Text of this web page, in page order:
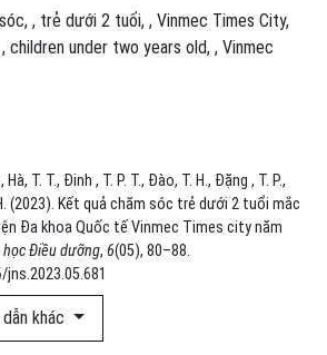
Hà, T. T., Đinh , T. P. T., Đào, T. H., Đặng , T. P.,
H. (2023). Kết quả chăm sóc trẻ dưới 2 tuổi mắc
Đa khoa Quốc tế Vinmec Times city năm
học Điều dưỡng, 6(05), 80–88.
khác
, trẻ dưới 2 tuổi , Vinmec Times City
, children under two years old , Vinmec